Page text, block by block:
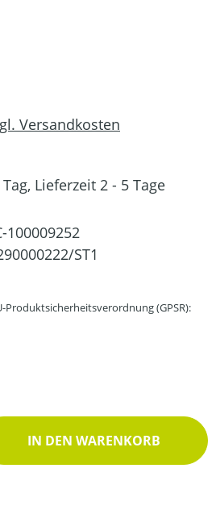
Versandkosten
Lieferzeit 2 - 5 Tage
100009252
ST1
Produktsicherheitsverordnung (GPSR):
den gewünschten
IN DEN WARENKORB